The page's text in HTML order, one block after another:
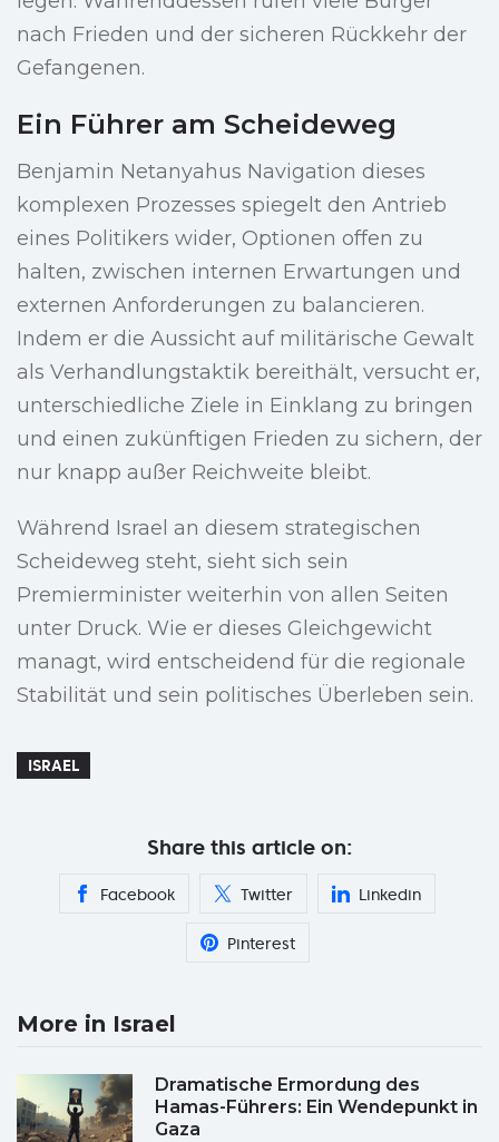
nach Frieden und der sicheren Rückkehr der
Gefangenen.
Ein Führer am Scheideweg
Benjamin Netanyahus Navigation dieses
komplexen Prozesses spiegelt den Antrieb
eines Politikers wider, Optionen offen zu
halten, zwischen internen Erwartungen und
externen Anforderungen zu balancieren.
Indem er die Aussicht auf militärische Gewalt
als Verhandlungstaktik bereithält, versucht er,
unterschiedliche Ziele in Einklang zu bringen
und einen zukünftigen Frieden zu sichern, der
nur knapp außer Reichweite bleibt.
Während Israel an diesem strategischen
Scheideweg steht, sieht sich sein
Premierminister weiterhin von allen Seiten
unter Druck. Wie er dieses Gleichgewicht
managt, wird entscheidend für die regionale
Stabilität und sein politisches Überleben sein.
ISRAEL
Share this article on:
Facebook Twitter Linkedin
Pinterest
More in Israel
Dramatische Ermordung des
Hamas-Führers: Ein Wendepunkt in
Gaza